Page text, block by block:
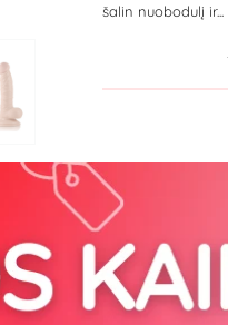
šalin nuobodulį ir...